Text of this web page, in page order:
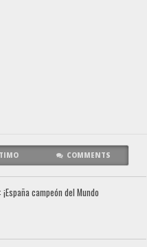
COMMENTS
¡España campeón del Mundo